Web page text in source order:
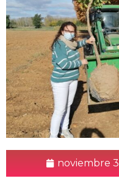
noviembre